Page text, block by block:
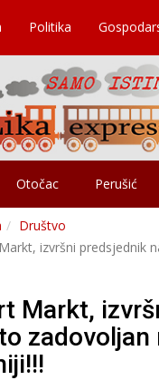
Politika
Otočac Perušić
Društvo
izvršni predsjednik
Markt,